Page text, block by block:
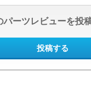
パーツレビューを投
投稿する